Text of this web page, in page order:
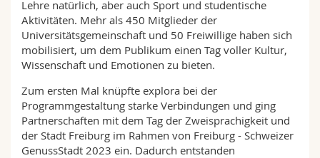
Lehre natürlich, aber auch Sport und studentische
Aktivitäten. Mehr als 450 Mitglieder der
Universitätsgemeinschaft und 50 Freiwillige haben sich
mobilisiert, um dem Publikum einen Tag voller Kultur,
Wissenschaft und Emotionen zu bieten.
Zum ersten Mal knüpfte explora bei der
Programmgestaltung starke Verbindungen und ging
Partnerschaften mit dem Tag der Zweisprachigkeit und
der Stadt Freiburg im Rahmen von Freiburg - Schweizer
GenussStadt 2023 ein. Dadurch entstanden